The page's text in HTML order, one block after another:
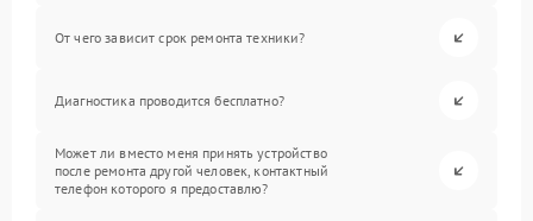
От чего зависит срок ремонта техники?
Диагностика проводится бесплатно?
Может ли вместо меня принять устройство
после ремонта другой человек, контактный
телефон которого я предоставлю?